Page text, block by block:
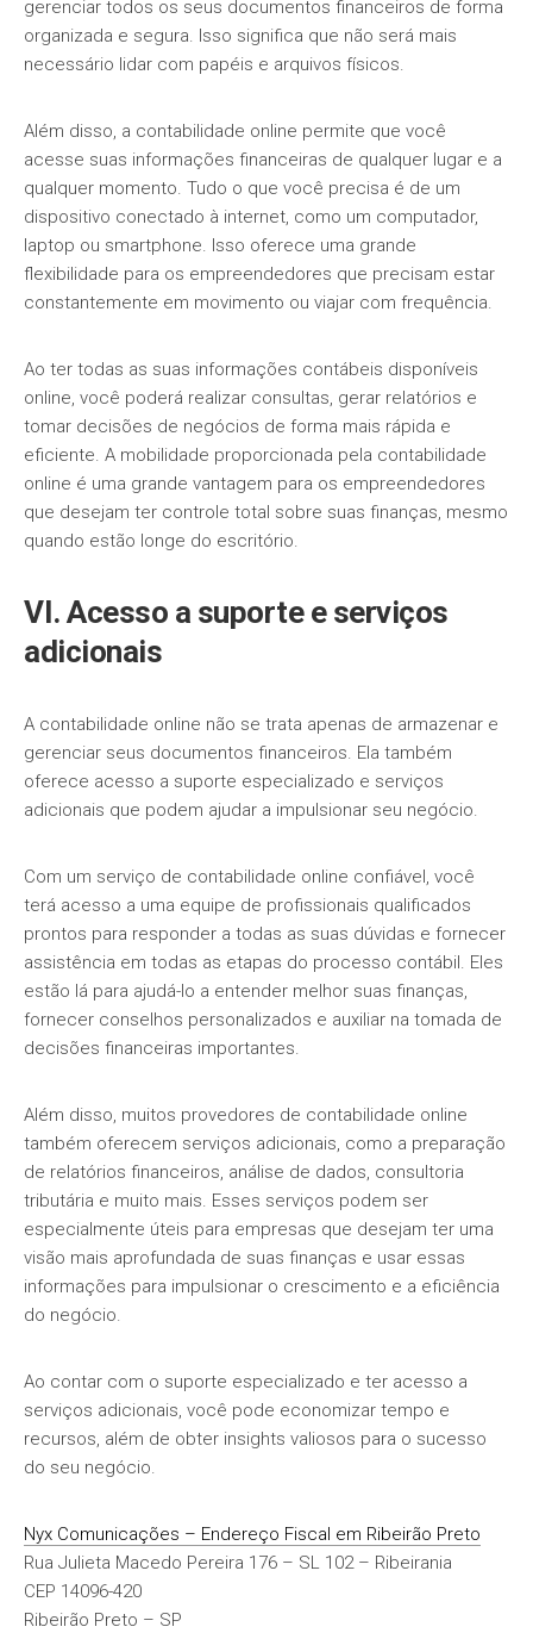
gerenciar todos os seus documentos financeiros de forma
organizada e segura. Isso significa que não será mais
necessário lidar com papéis e arquivos físicos.
Além disso, a contabilidade online permite que você
acesse suas informações financeiras de qualquer lugar e a
qualquer momento. Tudo o que você precisa é de um
dispositivo conectado à internet, como um computador,
laptop ou smartphone. Isso oferece uma grande
flexibilidade para os empreendedores que precisam estar
constantemente em movimento ou viajar com frequência.
Ao ter todas as suas informações contábeis disponíveis
online, você poderá realizar consultas, gerar relatórios e
tomar decisões de negócios de forma mais rápida e
eficiente. A mobilidade proporcionada pela contabilidade
online é uma grande vantagem para os empreendedores
que desejam ter controle total sobre suas finanças, mesmo
quando estão longe do escritório.
VI. Acesso a suporte e serviços
adicionais
A contabilidade online não se trata apenas de armazenar e
gerenciar seus documentos financeiros. Ela também
oferece acesso a suporte especializado e serviços
adicionais que podem ajudar a impulsionar seu negócio.
Com um serviço de contabilidade online confiável, você
terá acesso a uma equipe de profissionais qualificados
prontos para responder a todas as suas dúvidas e fornecer
assistência em todas as etapas do processo contábil. Eles
estão lá para ajudá-lo a entender melhor suas finanças,
fornecer conselhos personalizados e auxiliar na tomada de
decisões financeiras importantes.
Além disso, muitos provedores de contabilidade online
também oferecem serviços adicionais, como a preparação
de relatórios financeiros, análise de dados, consultoria
tributária e muito mais. Esses serviços podem ser
especialmente úteis para empresas que desejam ter uma
visão mais aprofundada de suas finanças e usar essas
informações para impulsionar o crescimento e a eficiência
do negócio.
Ao contar com o suporte especializado e ter acesso a
serviços adicionais, você pode economizar tempo e
recursos, além de obter insights valiosos para o sucesso
do seu negócio.
Nyx Comunicações – Endereço Fiscal em Ribeirão Preto
Rua Julieta Macedo Pereira 176 – SL 102 – Ribeirania
CEP 14096-420
Ribeirão Preto – SP